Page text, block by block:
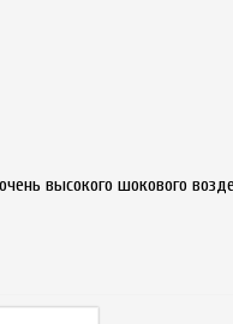
высокого шокового